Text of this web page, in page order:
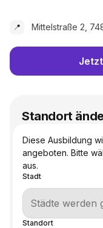
📍 Mittelstraße 2,
Standort
Diese Ausbildung
angeboten. Bitte
aus.
Stadt
Standort